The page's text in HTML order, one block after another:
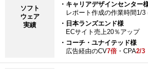
ソフト
ウェア
実績
・キャリアデザインセンター
レポート作成の作業時間1/3
・日本ランズエンド様
ECサイト売上20％アップ
・コーチ・ユナイテッド様
広告経由のCV7倍・CPA2/3